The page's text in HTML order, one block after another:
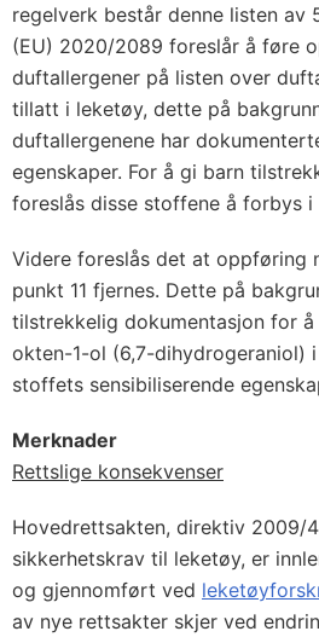
regelverk består denne listen av
(EU) 2020/2089 foreslår å føre
duftallergener på listen over
tillatt i leketøy, dette på
duftallergenene har
egenskaper. For å gi barn
foreslås disse stoffene å forbys i
Videre foreslås det at oppføring
punkt 11 fjernes. Dette på
tilstrekkelig dokumentasjon for
okten-1-ol (6,7-dihydrogeraniol)
stoffets sensibiliserende
Merknader
Rettslige konsekvenser
Hovedrettsakten, direktiv 2009/
sikkerhetskrav til leketøy, er
og gjennomført ved
av nye rettsakter skjer ved